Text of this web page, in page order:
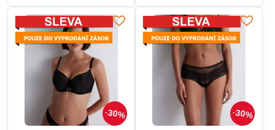
-
Velikost:
02)
-
Velikost:
02)
-
Velikost:
30% 30%